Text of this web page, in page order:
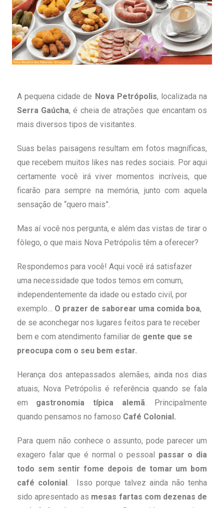
A pequena cidade de Nova Petrópolis, localizada na
Serra Gaúcha, é cheia de atrações que encantam os
mais diversos tipos de visitantes.
Suas belas paisagens resultam em fotos magníficas,
que recebem muitos likes nas redes sociais. Por aqui
certamente você irá viver momentos incríveis, que
ficarão para sempre na memória, junto com aquela
sensação de “quero mais”.
Mas aí você nos pergunta, e além das vistas de tirar o
fôlego, o que mais Nova Petrópolis têm a oferecer?
Respondemos para você! Aqui você irá satisfazer
uma necessidade que todos temos em comum,
independentemente da idade ou estado civil, por
exemplo… O prazer de saborear uma comida boa,
de se aconchegar nos lugares feitos para te receber
bem e com atendimento familiar de gente que se
preocupa com o seu bem estar.
Herança dos antepassados alemães, ainda nos dias
atuais, Nova Petrópolis é referência quando se fala
em gastronomia típica alemã. Principalmente
quando pensamos no famoso Café Colonial.
Para quem não conhece o assunto, pode parecer um
exagero falar que é normal o pessoal
passar o dia
todo sem sentir fome depois de tomar um bom
café colonial. Isso porque talvez ainda não tenha
sido apresentado as mesas fartas com dezenas de